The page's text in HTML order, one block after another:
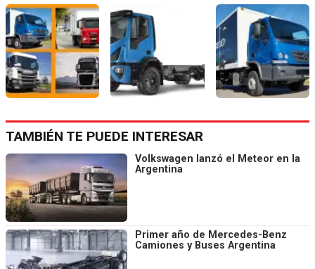
TAMBIÉN TE PUEDE INTERESAR
Volkswagen lanzó el Meteor en la
Argentina
Primer año de Mercedes-Benz
Camiones y Buses Argentina